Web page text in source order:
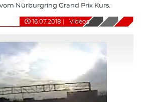
Nürburgring Grand Prix Kurs.
16.07.2018 Videos